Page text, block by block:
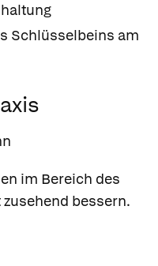
Schlüsselbeins am
im Bereich des
bessern.